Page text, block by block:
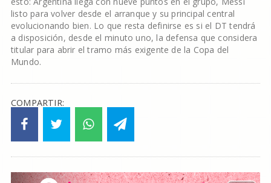
listo para volver desde el arranque y su principal central
evolucionando bien. Lo que resta definirse es si el DT tendrá
a disposición, desde el minuto uno, la defensa que considera
titular para abrir el tramo más exigente de la Copa del
Mundo.
COMPARTIR: